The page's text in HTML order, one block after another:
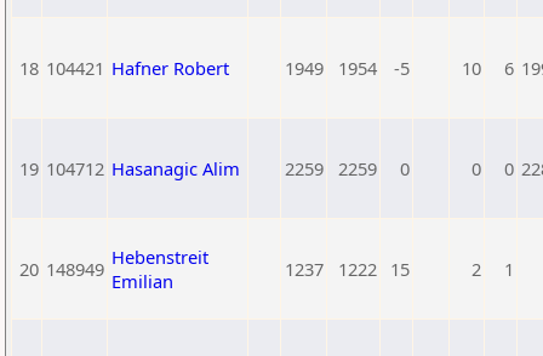
18 104421 Hafner Robert 1949 1954 -5 10 6
19 104712 Hasanagic Alim 2259 2259 0 0 0
20 148949 Hebenstreit
Emilian
1237 1222 15 2 1